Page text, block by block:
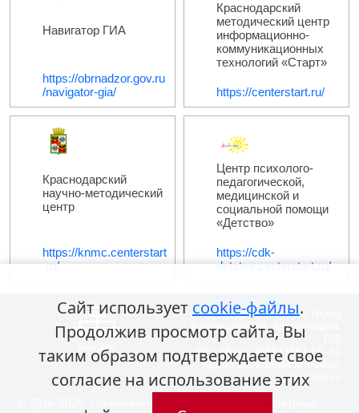
Навигатор ГИА
https://obrnadzor.gov.ru
/navigator-gia/
Краснодарский
методический центр
информационно-
коммуникационных
технологий «Старт»
https://centerstart.ru/
Краснодарский
научно-методический
центр
https://knmc.centerstart
.ru/
Центр психолого-
педагогической,
медицинской и
социальной помощи
«Детство»
https://cdk-
detstvo.centerstart.ru/
Адрес: 350000, город
Краснодар, ул. Коммунаров,
Тел./факс: 8(861)251-05-31
Адрес электронной почты:
edu@krd.ru
Сайт использует cookie-файлы.
Продолжив просмотр сайта, Вы
таким образом подтверждаете свое
согласие на использование этих